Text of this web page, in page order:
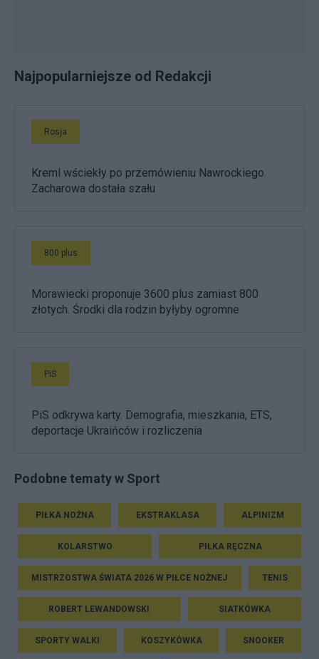
Najpopularniejsze od Redakcji
Rosja
Kreml wściekły po przemówieniu Nawrockiego.
Zacharowa dostała szału
800 plus
Morawiecki proponuje 3600 plus zamiast 800
złotych. Środki dla rodzin byłyby ogromne
PiS
PiS odkrywa karty. Demografia, mieszkania, ETS,
deportacje Ukraińców i rozliczenia
Podobne tematy w Sport
PIŁKA NOŻNA EKSTRAKLASA ALPINIZM
KOLARSTWO PIŁKA RĘCZNA
MISTRZOSTWA ŚWIATA 2026 W PIŁCE NOŻNEJ TENIS
ROBERT LEWANDOWSKI SIATKÓWKA
SPORTY WALKI KOSZYKÓWKA SNOOKER